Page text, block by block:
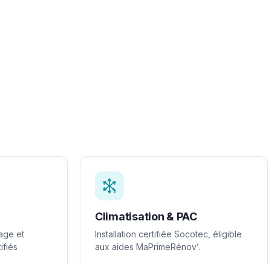
et
Climatisation & PAC
Installation certifiée Socotec, éligible
aux aides MaPrimeRénov’.